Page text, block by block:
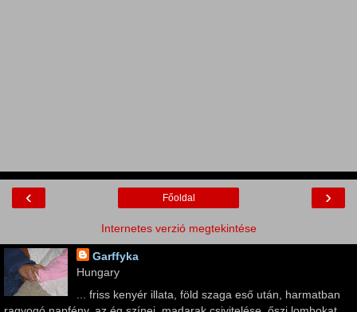
‹ ›
Főoldal
Internetes verzió megtekintése
Garffyka
Hungary
... friss kenyér illata, föld szaga eső után, harmatban